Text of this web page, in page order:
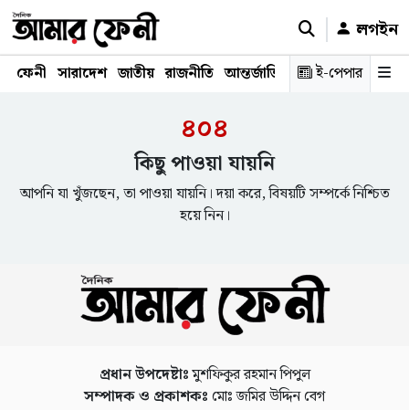
লগইন
ফেনী সারাদেশ জাতীয় রাজনীতি আন্তর্জাতিক অর্থনীতি
ই-পেপার
৪০৪
কিছু পাওয়া যায়নি
আপনি যা খুঁজছেন, তা পাওয়া যায়নি। দয়া করে, বিষয়টি সম্পর্কে নিশ্চিত
হয়ে নিন।
প্রধান উপদেষ্টাঃমুশফিকুর রহমান পিপুল
সম্পাদক ও প্রকাশকঃ মোঃ জমির উদ্দিন বেগ